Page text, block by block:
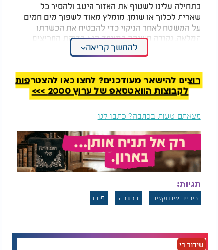
בתחילה עלינו לשטוף את האזור היטב ולהסיר כל
שארית לכלוך או שומן. מומלץ מאוד לשפוך מים חמים
על המשטח לאחר הניקוי כדי להבטיח את הכשרתו
המלאה. נקודה חשובה במיוחד היא בדיקת החריצים
והפינות בחיבורי הכיריים, שם עלולים להסתתר פירורי
חמץ זעירים. לאחר שווידאנו כי המשטח נקי ומבריק
מכל צדדיו, האינדוקציה מוכנה לשימוש ללא חשש
במהלך ימי החג.
בברכת חג כשר ושמח לכל בית ישראל ושנזכה כולנו
לשובע ולשמחה רוחנית אמיתית.
להמשך קריאה
רוצים להישאר מעודכנים? לחצו כאן להצטרפות
לקבוצות הוואטסאפ של ערוץ 2000 >>>
מצאתם טעות בכתבה? כתבו לנו
תגיות:
כיריים אינדוקציה הכשרה פסח
שידור חי